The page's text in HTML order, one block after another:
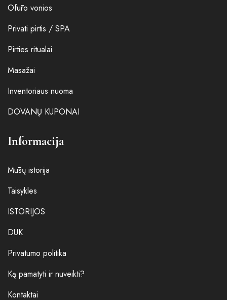
Ofūro vonios
Privati pirtis / SPA
Pirties ritualai
Masažai
Inventoriaus nuoma
DOVANŲ KUPONAI
Informacija
Mūsų istorija
Taisykles
ISTORIJOS
DUK
Privatumo politika
Ką pamatyti ir nuveikti?
Kontaktai